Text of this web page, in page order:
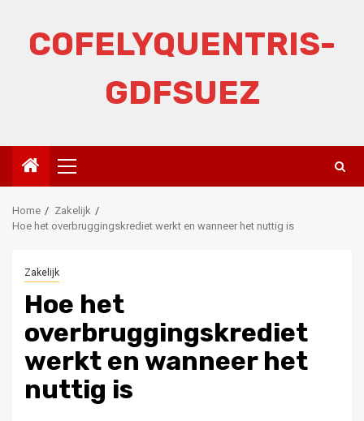
contentCOFELYQUENTRIS-
GDFSUEZ
Primary
Menu
Home
Zakelijk
Hoe het overbruggingskrediet werkt en wanneer het nuttig is
Zakelijk
Hoe het
overbruggingskrediet
werkt en wanneer het
nuttig is